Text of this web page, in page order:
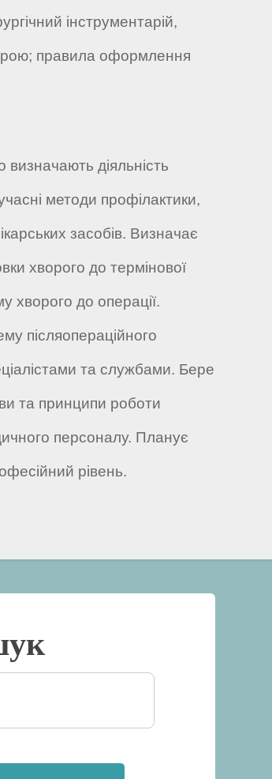
інструментарій,
правила оформлення
діяльність
методи профілактики,
засобів. Визначає
хворого до термінової
хворого до операції.
післяопераційного
та службами. Бере
та принципи роботи
персоналу. Планує
рівень.